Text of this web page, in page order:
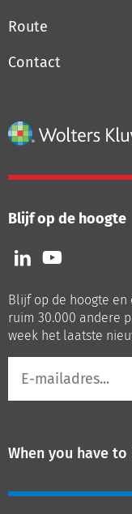
Route
Contact
Blijf op de hoogte
Volg
ons
LinkedIn
Volg
ons
Youtube
Blijf op de hoogte
ruim 30.000 andere
week het laatste
mailadres
When you have